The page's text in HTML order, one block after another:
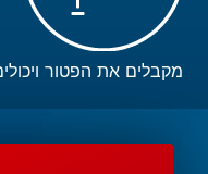
מקבלים את הפטור